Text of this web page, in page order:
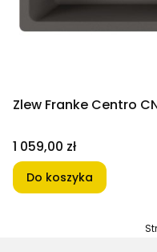
Zlew Franke Centro
Cena
1 059,00 zł
Do koszyka